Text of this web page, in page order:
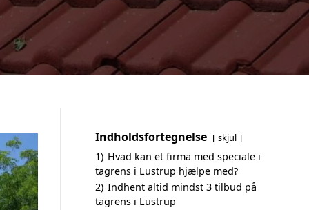
Indholdsfortegnelse skjul
1) Hvad kan et firma med speciale i
tagrens i Lustrup hjælpe med?
2) Indhent altid mindst 3 tilbud på
tagrens i Lustrup